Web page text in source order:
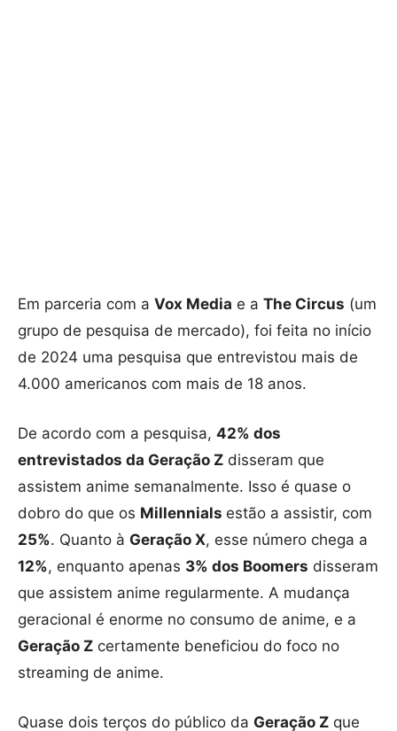
Em parceria com a Vox Media e a The Circus (um
grupo de pesquisa de mercado), foi feita no início
de 2024 uma pesquisa que entrevistou mais de
4.000 americanos com mais de 18 anos.
De acordo com a pesquisa, 42% dos
entrevistados da Geração Z disseram que
assistem anime semanalmente. Isso é quase o
dobro do que os Millennials estão a assistir, com
25%. Quanto à Geração X, esse número chega a
12%, enquanto apenas 3% dos Boomers disseram
que assistem anime regularmente. A mudança
geracional é enorme no consumo de anime, e a
Geração Z certamente beneficiou do foco no
streaming de anime.
Quase dois terços do público da Geração Z que